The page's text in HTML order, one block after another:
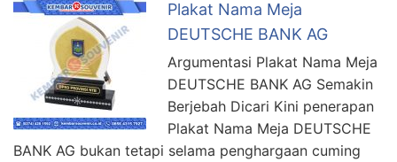
Plakat Nama Meja
DEUTSCHE BANK AG
Argumentasi Plakat Nama Meja
DEUTSCHE BANK AG Semakin
Berjebah Dicari Kini penerapan
Plakat Nama Meja DEUTSCHE
BANK AG bukan tetapi selama penghargaan cuming